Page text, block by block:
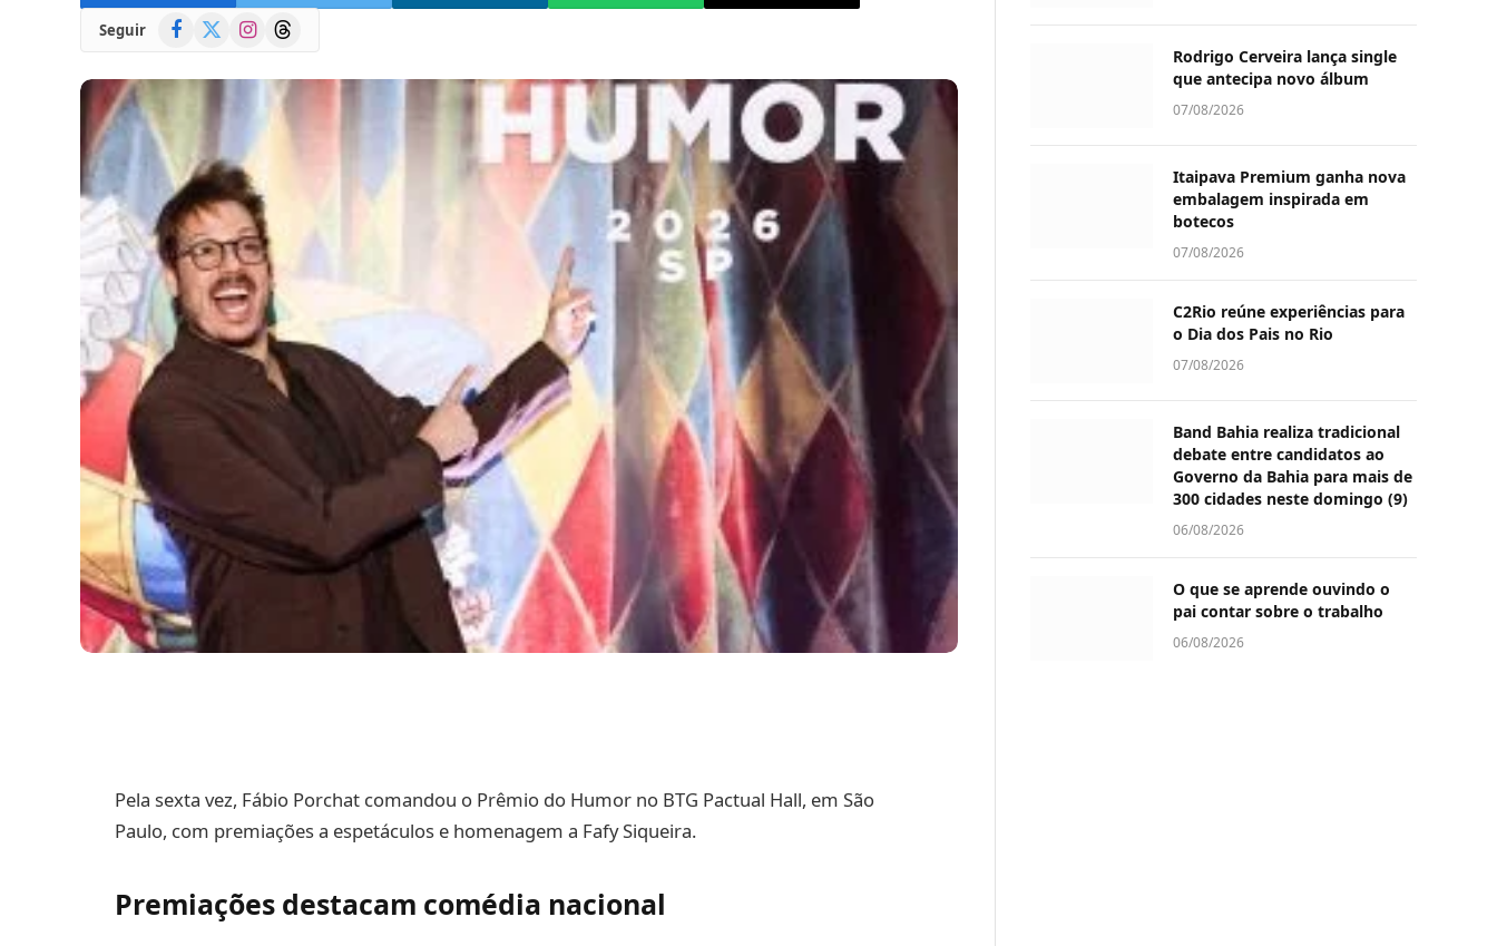
Seguir Facebook
(Twitter)
InstagramThreads
Pela sexta vez, Fábio Porchat comandou o Prêmio do Humor no BTG Pactual Hall, em São
Paulo, com premiações a espetáculos e homenagem a Fafy Siqueira.
Premiações destacam comédia nacional
Rodrigo Cerveira lança single
que antecipa novo álbum
07/08/2026
Itaipava Premium ganha nova
embalagem inspirada em
botecos
07/08/2026
C2Rio reúne experiências para
o Dia dos Pais no Rio
07/08/2026
Band Bahia realiza tradicional
debate entre candidatos ao
Governo da Bahia para mais de
300 cidades neste domingo (9)
06/08/2026
O que se aprende ouvindo o
pai contar sobre o trabalho
06/08/2026